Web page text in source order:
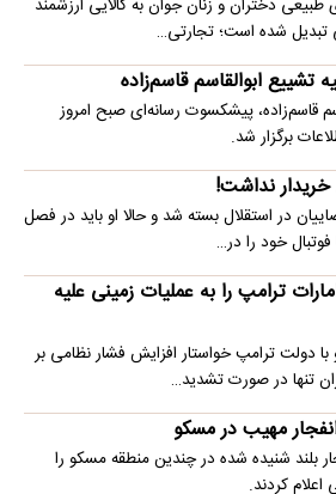
دختران و زنان جوان به کالایی ارزشمند
تبدیل شده است؛ تجارتی…
تشییع ابوالقاسم قاسم‌زاده
قاسم‌زاده، پیشکسوت رسانه‌ای صبح امروز
خریدار نداشت!
در استقلال بسته شد و حالا او باید در فصل
خود را در…
ترامپ را به عملیات زمینی علیه
دولت ترامپ خواستار افزایش فشار نظامی بر
تنها در صورت تشدید…
مهیب در مسکو
بلند شنیده شده در چندین منطقه مسکو را
کردند.